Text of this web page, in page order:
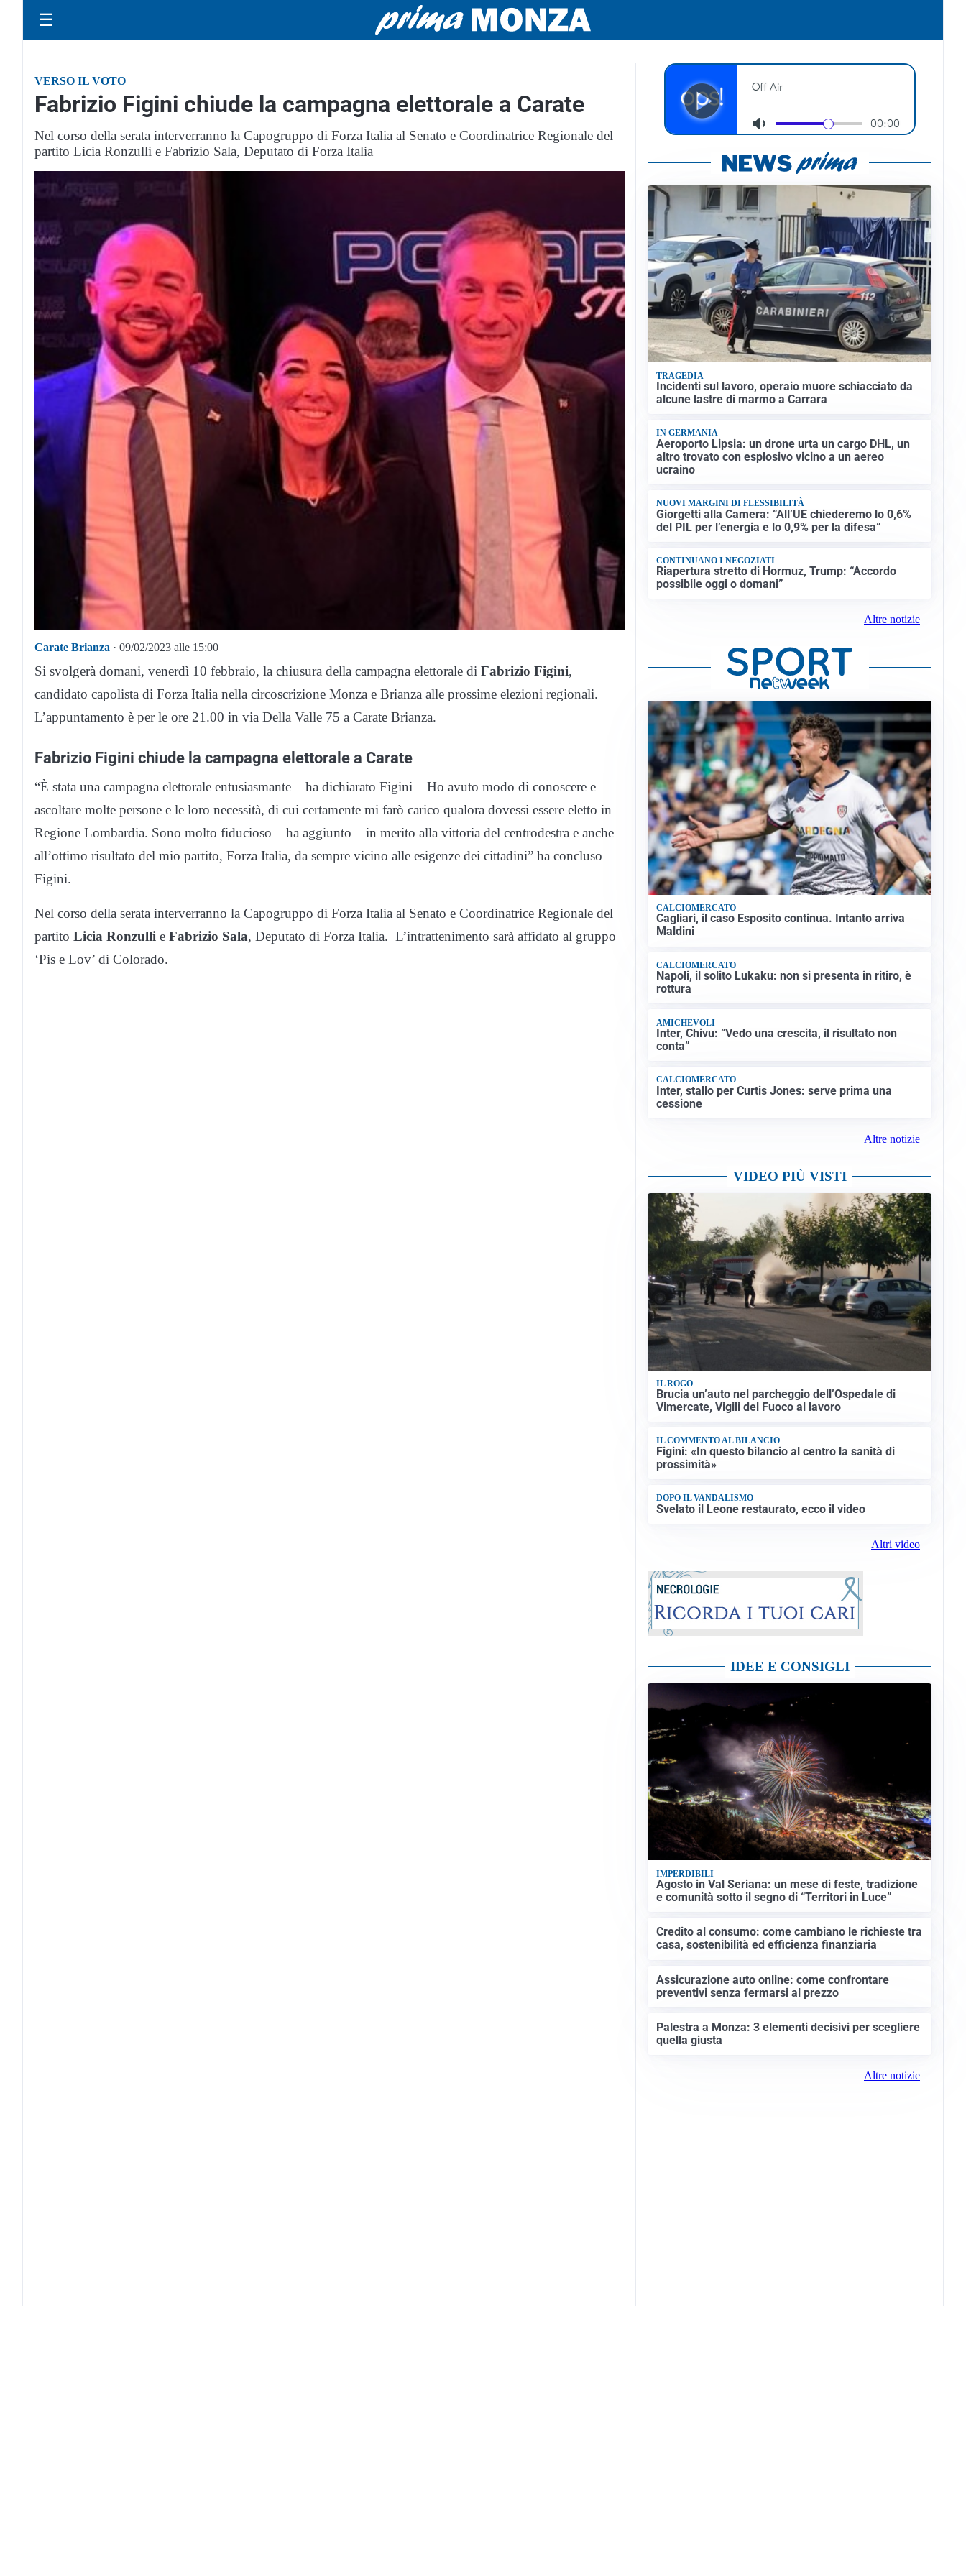
☰
VERSO IL VOTO
Fabrizio Figini chiude la campagna elettorale a Carate
Nel corso della serata interverranno la Capogruppo di Forza Italia al Senato e Coordinatrice Regionale del
partito Licia Ronzulli e Fabrizio Sala, Deputato di Forza Italia
Carate Brianza · 09/02/2023 alle 15:00
Si svolgerà domani, venerdì 10 febbraio, la chiusura della campagna elettorale di Fabrizio Figini,
candidato capolista di Forza Italia nella circoscrizione Monza e Brianza alle prossime elezioni regionali.
L’appuntamento è per le ore 21.00 in via Della Valle 75 a Carate Brianza.
Fabrizio Figini chiude la campagna elettorale a Carate
“È stata una campagna elettorale entusiasmante – ha dichiarato Figini – Ho avuto modo di conoscere e
ascoltare molte persone e le loro necessità, di cui certamente mi farò carico qualora dovessi essere eletto in
Regione Lombardia. Sono molto fiducioso – ha aggiunto – in merito alla vittoria del centrodestra e anche
all’ottimo risultato del mio partito, Forza Italia, da sempre vicino alle esigenze dei cittadini” ha concluso
Figini.
Nel corso della serata interverranno la Capogruppo di Forza Italia al Senato e Coordinatrice Regionale del
partito Licia Ronzulli e Fabrizio Sala, Deputato di Forza Italia. L’intrattenimento sarà affidato al gruppo
‘Pis e Lov’ di Colorado.
TRAGEDIA
Incidenti sul lavoro, operaio muore schiacciato da
alcune lastre di marmo a Carrara
IN GERMANIA
Aeroporto Lipsia: un drone urta un cargo DHL, un
altro trovato con esplosivo vicino a un aereo
ucraino
NUOVI MARGINI DI FLESSIBILITÀ
Giorgetti alla Camera: “All’UE chiederemo lo 0,6%
del PIL per l’energia e lo 0,9% per la difesa”
CONTINUANO I NEGOZIATI
Riapertura stretto di Hormuz, Trump: “Accordo
possibile oggi o domani”
Altre notizie
CALCIOMERCATO
Cagliari, il caso Esposito continua. Intanto arriva
Maldini
CALCIOMERCATO
Napoli, il solito Lukaku: non si presenta in ritiro, è
rottura
AMICHEVOLI
Inter, Chivu: “Vedo una crescita, il risultato non
conta”
CALCIOMERCATO
Inter, stallo per Curtis Jones: serve prima una
cessione
Altre notizie
VIDEO PIÙ VISTI
IL ROGO
Brucia un’auto nel parcheggio dell’Ospedale di
Vimercate, Vigili del Fuoco al lavoro
IL COMMENTO AL BILANCIO
Figini: «In questo bilancio al centro la sanità di
prossimità»
DOPO IL VANDALISMO
Svelato il Leone restaurato, ecco il video
Altri video
IDEE E CONSIGLI
IMPERDIBILI
Agosto in Val Seriana: un mese di feste, tradizione
e comunità sotto il segno di “Territori in Luce”
Credito al consumo: come cambiano le richieste tra
casa, sostenibilità ed efficienza finanziaria
Assicurazione auto online: come confrontare
preventivi senza fermarsi al prezzo
Palestra a Monza: 3 elementi decisivi per scegliere
quella giusta
Altre notizie